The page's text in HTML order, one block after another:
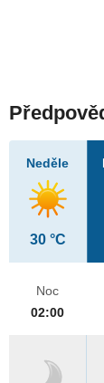
Neděle
30 °C
Noc
02:00